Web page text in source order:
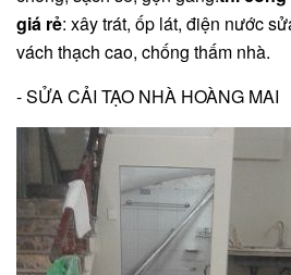
giá rẻ: xây trát, ốp lát, điện nước
vách thạch cao, chống thấm nhà.
- SỬA CẢI TẠO NHÀ HOÀNG MAI